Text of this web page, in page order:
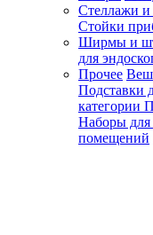
Стеллажи и
Стойки
Ширмы и
для
Прочее
Подставки
категории
Наборы для
помещений